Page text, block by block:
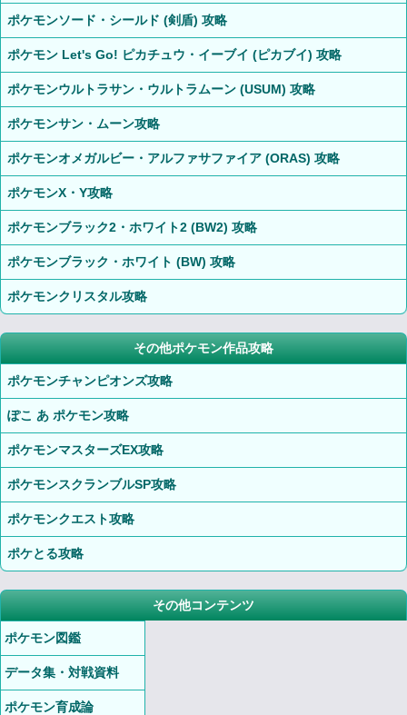
ポケモンソード・シールド (剣盾) 攻略
ポケモン Let's Go! ピカチュウ・イーブイ (ピカブイ) 攻略
ポケモンウルトラサン・ウルトラムーン (USUM) 攻略
ポケモンサン・ムーン攻略
ポケモンオメガルビー・アルファサファイア (ORAS) 攻略
ポケモンX・Y攻略
ポケモンブラック2・ホワイト2 (BW2) 攻略
ポケモンブラック・ホワイト (BW) 攻略
ポケモンクリスタル攻略
その他ポケモン作品攻略
ポケモンチャンピオンズ攻略
ぽこ あ ポケモン攻略
ポケモンマスターズEX攻略
ポケモンスクランブルSP攻略
ポケモンクエスト攻略
ポケとる攻略
その他コンテンツ
ポケモン図鑑
データ集・対戦資料
ポケモン育成論